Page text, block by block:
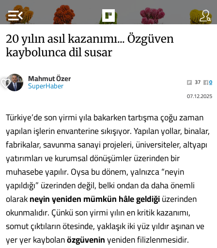
menu_open
20 yılın asıl kazanımı... Özgüven
kaybolunca dil susar
Mahmut Özer
SuperHaber 37
0
07.12.2025
Türkiye’de son yirmi yıla bakarken tartışma çoğu zaman
yapılan işlerin envanterine sıkışıyor. Yapılan yollar, binalar,
fabrikalar, savunma sanayi projeleri, üniversiteler, altyapı
yatırımları ve kurumsal dönüşümler üzerinden bir
muhasebe yapılır. Oysa bu dönem, yalnızca “neyin
yapıldığı” üzerinden değil, belki ondan da daha önemli
olarakneyin yeniden mümkün hâle geldiğiüzerinden
okunmalıdır. Çünkü son yirmi yılın en kritik kazanımı,
somut çıktıların ötesinde, yaklaşık iki yüz yıldır aşınan ve
yer yer kaybolanözgüveninyeniden filizlenmesidir.